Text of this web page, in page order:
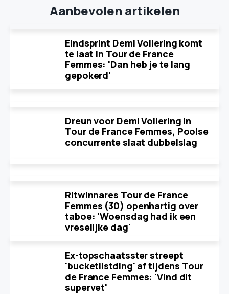
Aanbevolen artikelen
Eindsprint Demi Vollering komt
te laat in Tour de France
Femmes: 'Dan heb je te lang
gepokerd'
Dreun voor Demi Vollering in
Tour de France Femmes, Poolse
concurrente slaat dubbelslag
Ritwinnares Tour de France
Femmes (30) openhartig over
taboe: 'Woensdag had ik een
vreselijke dag'
Ex-topschaatsster streept
'bucketlistding' af tijdens Tour
de France Femmes: 'Vind dit
supervet'